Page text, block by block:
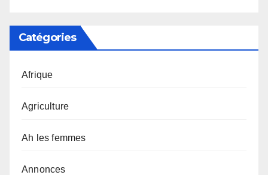
Catégories
Afrique
Agriculture
Ah les femmes
Annonces